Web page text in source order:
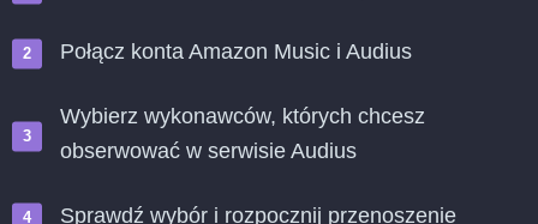
Połącz konta Amazon Music i Audius
Wybierz wykonawców, których chcesz
obserwować w serwisie Audius
Sprawdź wybór i rozpocznij przenoszenie